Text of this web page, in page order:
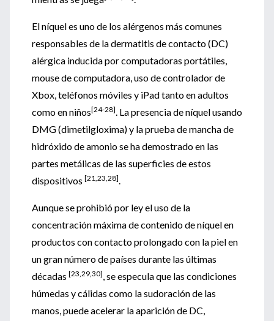
El níquel es uno de los alérgenos más comunes
responsables de la dermatitis de contacto (DC)
alérgica inducida por computadoras portátiles,
mouse de computadora, uso de controlador de
Xbox, teléfonos móviles y iPad tanto en adultos
como en niños[24-28]. La presencia de níquel usando
DMG (dimetilgloxima) y la prueba de mancha de
hidróxido de amonio se ha demostrado en las
partes metálicas de las superficies de estos
dispositivos [21,23,28].
Aunque se prohibió por ley el uso de la
concentración máxima de contenido de níquel en
productos con contacto prolongado con la piel en
un gran número de países durante las últimas
décadas [23,29,30], se especula que las condiciones
húmedas y cálidas como la sudoración de las
manos, puede acelerar la aparición de DC,